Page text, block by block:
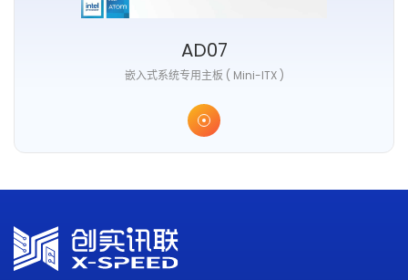
AD07
嵌入式系统专用主板 ( Mini-ITX )